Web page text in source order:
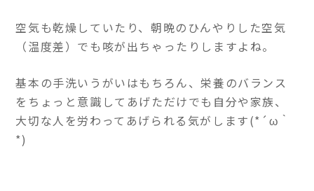
空気も乾燥していたり、朝晩のひんやりした空気
（温度差）でも咳が出ちゃったりしますよね。
基本の手洗いうがいはもちろん、栄養のバランス
をちょっと意識してあげただけでも自分や家族、
大切な人を労わってあげられる気がします(*´ω｀
*)